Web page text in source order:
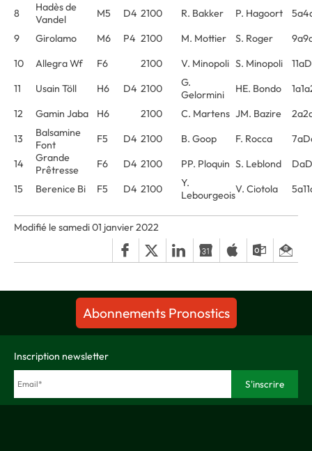
8
Hadès de
Vandel
M5 D4 2100 R. Bakker P. Hagoort
9
Girolamo M6 P4 2100 M. Mottier S. Roger
10
Allegra Wf F6 2100 V. Minopoli S. Minopoli
11
Usain Töll H6 D4 2100
G.
Gelormini
HE. Bondo
12
Gamin Jaba H6 2100 C. Martens JM. Bazire
13
Balsamine
Font
F5 D4 2100 B. Goop F. Rocca
14
Grande
Prêtresse
F6 D4 2100 PP. Ploquin S. Leblond
15
Berenice Bi F5 D4 2100
Y.
LebourgeoisV. Ciotola
Modifié le samedi 01 janvier 2022
Abonnements Pronostics
Inscription newsletter